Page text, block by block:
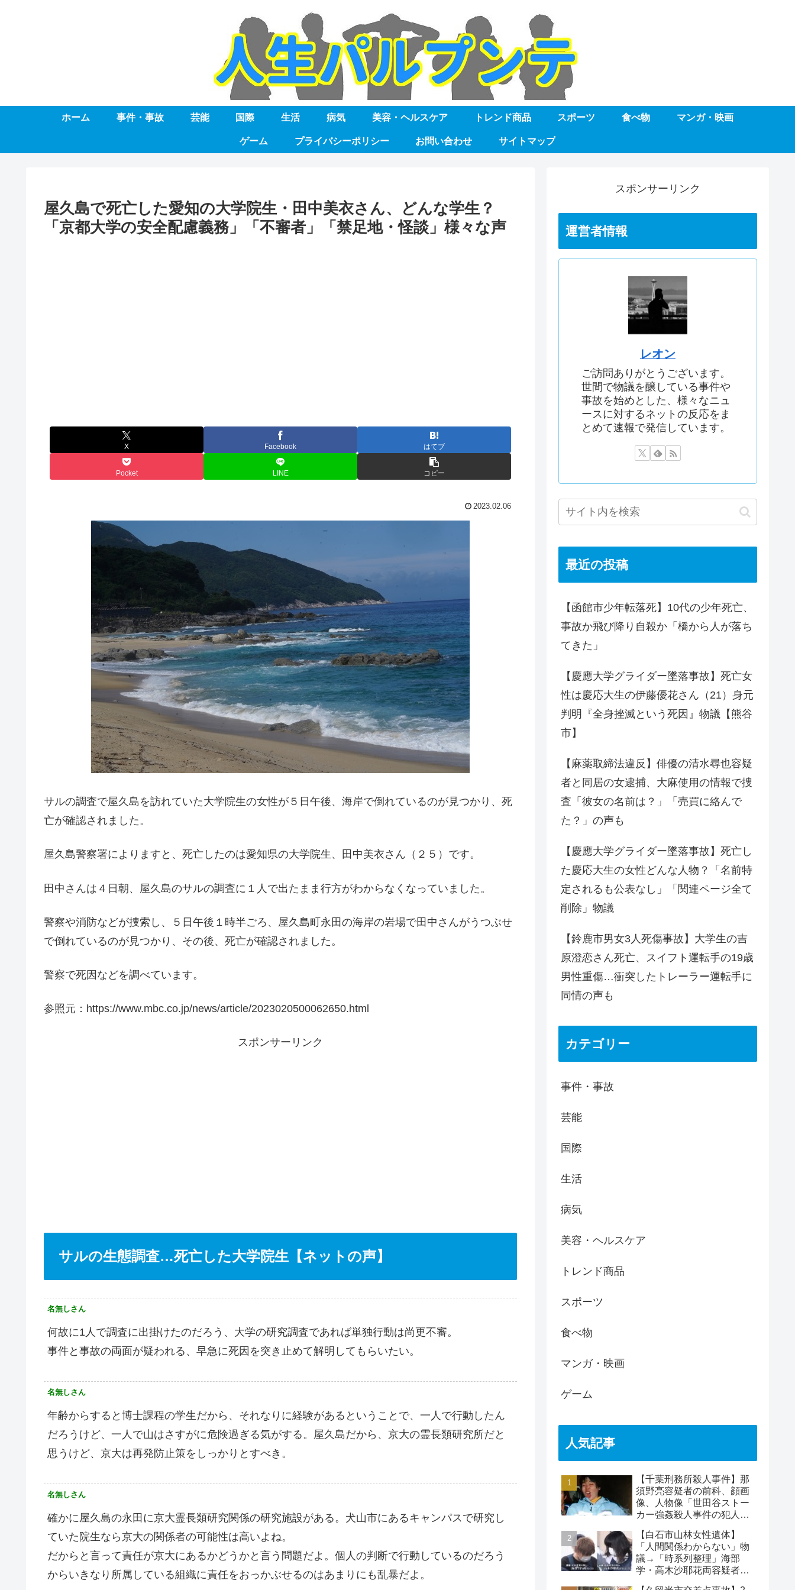
ホーム 事件・事故 芸能 国際 生活 病気 美容・ヘルスケア トレンド商品 スポーツ 食べ物 マンガ・映画
ゲーム プライバシーポリシー お問い合わせ サイトマップ
屋久島で死亡した愛知の大学院生・田中美衣さん、どんな学生？
「京都大学の安全配慮義務」「不審者」「禁足地・怪談」様々な声
X Facebook はてブ
Pocket LINE コピー
2023.02.06
サルの調査で屋久島を訪れていた大学院生の女性が５日午後、海岸で倒れているのが見つかり、死
亡が確認されました。
屋久島警察署によりますと、死亡したのは愛知県の大学院生、田中美衣さん（２５）です。
田中さんは４日朝、屋久島のサルの調査に１人で出たまま行方がわからなくなっていました。
警察や消防などが捜索し、５日午後１時半ごろ、屋久島町永田の海岸の岩場で田中さんがうつぶせ
で倒れているのが見つかり、その後、死亡が確認されました。
警察で死因などを調べています。
参照元：https://www.mbc.co.jp/news/article/2023020500062650.html
スポンサーリンク
サルの生態調査…死亡した大学院生【ネットの声】
名無しさん
何故に1人で調査に出掛けたのだろう、大学の研究調査であれば単独行動は尚更不審。
事件と事故の両面が疑われる、早急に死因を突き止めて解明してもらいたい。
名無しさん
年齢からすると博士課程の学生だから、それなりに経験があるということで、一人で行動したん
だろうけど、一人で山はさすがに危険過ぎる気がする。屋久島だから、京大の霊長類研究所だと
思うけど、京大は再発防止策をしっかりとすべき。
名無しさん
確かに屋久島の永田に京大霊長類研究関係の研究施設がある。犬山市にあるキャンパスで研究し
ていた院生なら京大の関係者の可能性は高いよね。
だからと言って責任が京大にあるかどうかと言う問題だよ。個人の判断で行動しているのだろう
からいきなり所属している組織に責任をおっかぶせるのはあまりにも乱暴だよ。
スポンサーリンク
運営者情報
レオン
ご訪問ありがとうございます。
世間で物議を醸している事件や
事故を始めとした、様々なニュ
ースに対するネットの反応をま
とめて速報で発信しています。
最近の投稿
【函館市少年転落死】10代の少年死亡、
事故か飛び降り自殺か「橋から人が落ち
てきた」
【慶應大学グライダー墜落事故】死亡女
性は慶応大生の伊藤優花さん（21）身元
判明『全身挫滅という死因』物議【熊谷
市】
【麻薬取締法違反】俳優の清水尋也容疑
者と同居の女逮捕、大麻使用の情報で捜
査「彼女の名前は？」「売買に絡んで
た？」の声も
【慶應大学グライダー墜落事故】死亡し
た慶応大生の女性どんな人物？「名前特
定されるも公表なし」「関連ページ全て
削除」物議
【鈴鹿市男女3人死傷事故】大学生の吉
原澄恋さん死亡、スイフト運転手の19歳
男性重傷…衝突したトレーラー運転手に
同情の声も
カテゴリー
事件・事故
芸能
国際
生活
病気
美容・ヘルスケア
トレンド商品
スポーツ
食べ物
マンガ・映画
ゲーム
人気記事
【千葉刑務所殺人事件】那
須野亮容疑者の前科、顔画
像、人物像「世田谷ストー
カー強姦殺人事件の犯人」
は？
【白石市山林女性遺体】
「人間関係わからない」物
議→「時系列整理」海部
学・高木沙耶花両容疑者、